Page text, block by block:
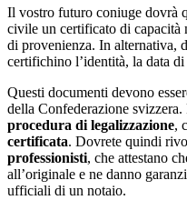
Il vostro futuro coniuge dovrà
civile un certificato di capacità
di provenienza. In alternativa,
certifichino l’identità, la data
Questi documenti devono
della Confederazione svizzera.
procedura di legalizzazione,
certificata. Dovrete quindi
professionisti, che attestano
all’originale e ne danno
ufficiali di un notaio.